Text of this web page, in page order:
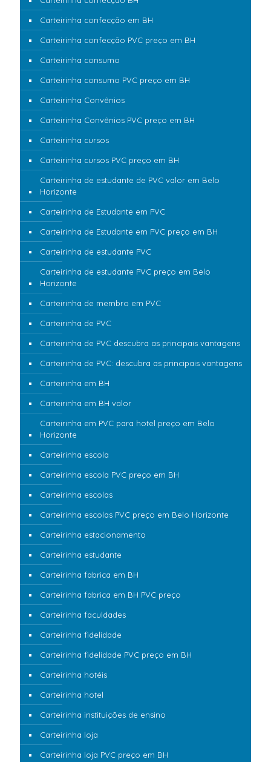
Carteirinha confecção em BH
Carteirinha confecção PVC preço em BH
Carteirinha consumo
Carteirinha consumo PVC preço em BH
Carteirinha Convênios
Carteirinha Convênios PVC preço em BH
Carteirinha cursos
Carteirinha cursos PVC preço em BH
Carteirinha de estudante de PVC valor em Belo
Horizonte
Carteirinha de Estudante em PVC
Carteirinha de Estudante em PVC preço em BH
Carteirinha de estudante PVC
Carteirinha de estudante PVC preço em Belo
Horizonte
Carteirinha de membro em PVC
Carteirinha de PVC
Carteirinha de PVC descubra as principais vantagens
Carteirinha de PVC: descubra as principais vantagens
Carteirinha em BH
Carteirinha em BH valor
Carteirinha em PVC para hotel preço em Belo
Horizonte
Carteirinha escola
Carteirinha escola PVC preço em BH
Carteirinha escolas
Carteirinha escolas PVC preço em Belo Horizonte
Carteirinha estacionamento
Carteirinha estudante
Carteirinha fabrica em BH
Carteirinha fabrica em BH PVC preço
Carteirinha faculdades
Carteirinha fidelidade
Carteirinha fidelidade PVC preço em BH
Carteirinha hotéis
Carteirinha hotel
Carteirinha instituições de ensino
Carteirinha loja
Carteirinha loja PVC preço em BH